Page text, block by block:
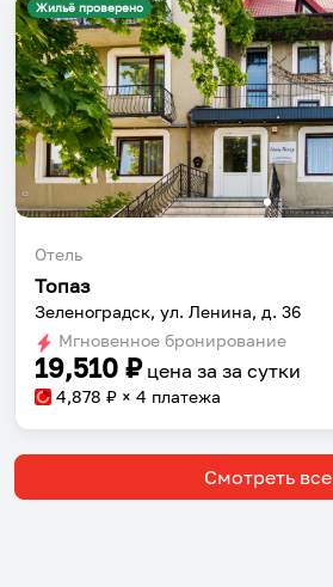
Жильё проверено
Отель
Топаз
Зеленоградск, ул. Ленина, д. 36
Мгновенное бронирование
19,510 ₽ цена за за сутки
4,878 ₽ × 4 платежа
Смотреть все